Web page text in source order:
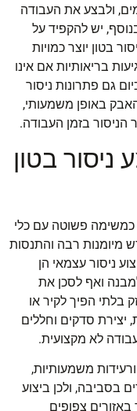
ולבצע את העבודה
יש להקפיד על
בטון יוצר כמויות
בריאותיות אם אינו
גם פתרונות ניסור
באופן משמעותי,
הניסור בזמן העבודה.
בטון
כמשימה פשוטה עם כלי
מיומנות רבה והתנסות
ניסור עצמאי הן
ואף לסכן את
בלתי הפיך לקיר או
יצירת סדקים וחללים
לא מקצועית.
משמעותיות,
בסביבה, ולכן ביצוע
באזורים צפופים